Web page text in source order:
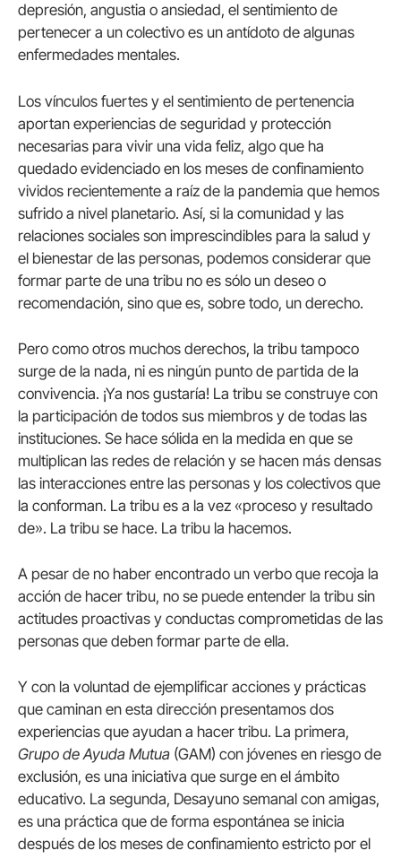
depresión, angustia o ansiedad, el sentimiento de
pertenecer a un colectivo es un antídoto de algunas
enfermedades mentales.
Los vínculos fuertes y el sentimiento de pertenencia
aportan experiencias de seguridad y protección
necesarias para vivir una vida feliz, algo que ha
quedado evidenciado en los meses de confinamiento
vividos recientemente a raíz de la pandemia que hemos
sufrido a nivel planetario. Así, si la comunidad y las
relaciones sociales son imprescindibles para la salud y
el bienestar de las personas, podemos considerar que
formar parte de una tribu no es sólo un deseo o
recomendación, sino que es, sobre todo, un derecho.
Pero como otros muchos derechos, la tribu tampoco
surge de la nada, ni es ningún punto de partida de la
convivencia. ¡Ya nos gustaría! La tribu se construye con
la participación de todos sus miembros y de todas las
instituciones. Se hace sólida en la medida en que se
multiplican las redes de relación y se hacen más densas
las interacciones entre las personas y los colectivos que
la conforman. La tribu es a la vez «proceso y resultado
de». La tribu se hace. La tribu la hacemos.
A pesar de no haber encontrado un verbo que recoja la
acción de hacer tribu, no se puede entender la tribu sin
actitudes proactivas y conductas comprometidas de las
personas que deben formar parte de ella.
Y con la voluntad de ejemplificar acciones y prácticas
que caminan en esta dirección presentamos dos
experiencias que ayudan a hacer tribu. La primera,
Grupo de Ayuda Mutua (GAM) con jóvenes en riesgo de
exclusión, es una iniciativa que surge en el ámbito
educativo. La segunda, Desayuno semanal con amigas,
es una práctica que de forma espontánea se inicia
después de los meses de confinamiento estricto por el